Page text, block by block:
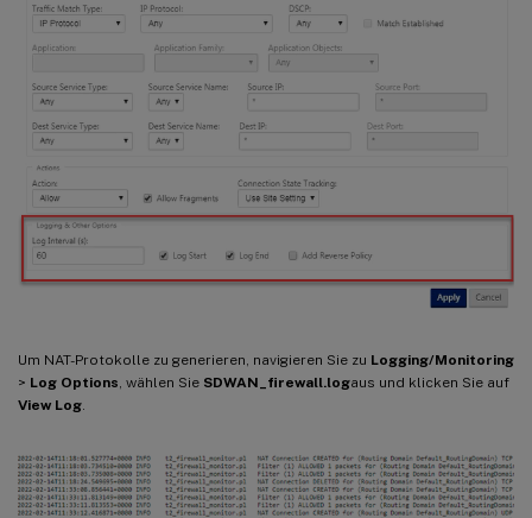
Um NAT-Protokolle zu generieren, navigieren Sie zu Logging/Monitoring
> Log Options, wählen Sie SDWAN_firewall.logaus und klicken Sie auf
View Log.